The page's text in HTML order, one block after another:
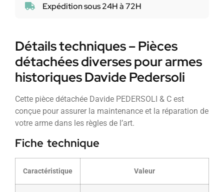
Expédition sous 24H à 72H
Détails techniques – Pièces
détachées diverses pour armes
historiques Davide Pedersoli
Cette pièce détachée Davide PEDERSOLI & C est
conçue pour assurer la maintenance et la réparation de
votre arme dans les règles de l’art.
Fiche technique
Caractéristique Valeur